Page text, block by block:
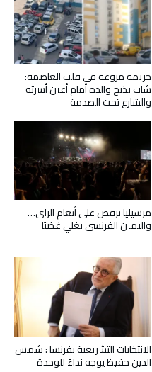
جريمة مروعة في قلب العاصمة:
شاب يذبح والده أمام أعين أسرته
والشارع تحت الصدمة
مرسيليا ترقص على أنغام الراي…
واليمين الفرنسي يغلي غضبًا
الانتخابات التشريعية بفرنسا : شمس
الدين حفيظ يوجه نداءً للوحدة